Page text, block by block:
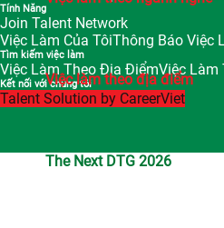
Việc làm theo địa điểm
The Next DTG 2026
Tính Năng
Join Talent Network
Việc Làm Của TôiThông Báo Việc
Tìm kiếm việc làm
Việc Làm Theo Địa ĐiểmViệc Làm
Kết nối với chúng tôi
Talent Solution by CareerViet